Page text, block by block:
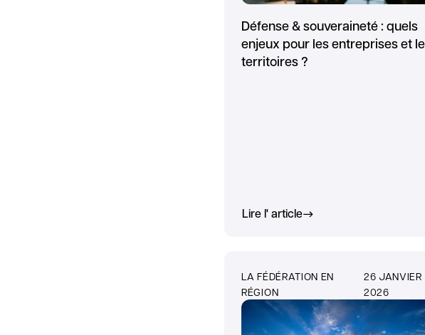
Défense & souveraineté : quels
enjeux pour les entreprises et
territoires ?
Lire l' article
LA FÉDÉRATION EN
RÉGION
26 JANVIER
2026